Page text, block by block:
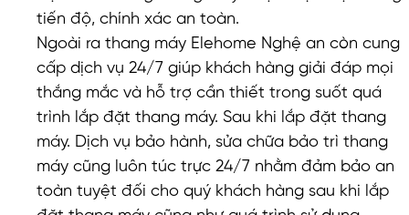
tiến độ, chính xác an toàn.
Ngoài ra thang máy Elehome Nghệ an còn cung
cấp dịch vụ 24/7 giúp khách hàng giải đáp mọi
thắng mắc và hỗ trợ cần thiết trong suốt quá
trình lắp đặt thang máy. Sau khi lắp đặt thang
máy. Dịch vụ bảo hành, sửa chữa bảo trì thang
máy cũng luôn túc trực 24/7 nhằm đảm bảo an
toàn tuyệt đối cho quý khách hàng sau khi lắp